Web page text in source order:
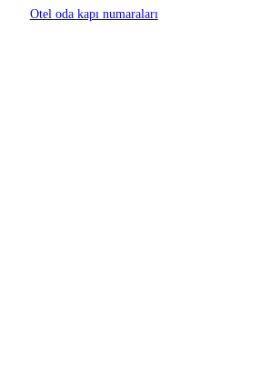
Otel oda kapı numaraları